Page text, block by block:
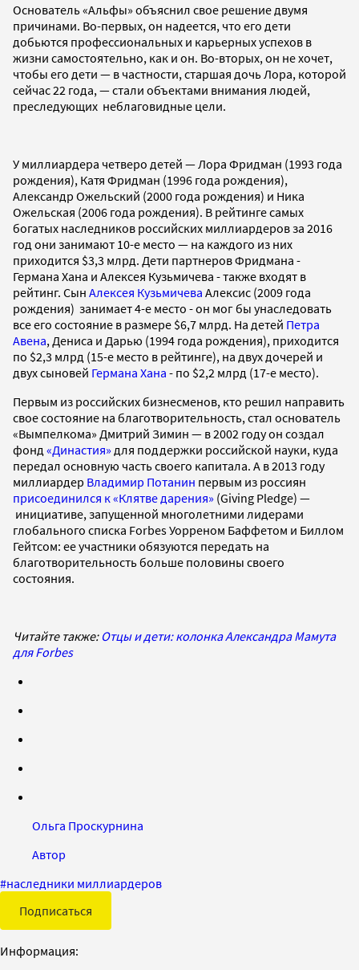
Основатель «Альфы» объяснил свое решение двумя
причинами. Во-первых, он надеется, что его дети
добьются профессиональных и карьерных успехов в
жизни самостоятельно, как и он. Во-вторых, он не хочет,
чтобы его дети — в частности, старшая дочь Лора, которой
сейчас 22 года, — стали объектами внимания людей,
преследующих неблаговидные цели.
У миллиардера четверо детей — Лора Фридман (1993 года
рождения), Катя Фридман (1996 года рождения),
Александр Ожельский (2000 года рождения) и Ника
Ожельская (2006 года рождения). В рейтинге самых
богатых наследников российских миллиардеров за 2016
год они занимают 10-е место — на каждого из них
приходится $3,3 млрд. Дети партнеров Фридмана -
Германа Хана и Алексея Кузьмичева - также входят в
рейтинг. Сын Алексея Кузьмичева Алексис (2009 года
рождения) занимает 4-е место - он мог бы унаследовать
все его состояние в размере $6,7 млрд. На детей Петра
Авена, Дениса и Дарью (1994 года рождения), приходится
по $2,3 млрд (15-е место в рейтинге), на двух дочерей и
двух сыновей Германа Хана - по $2,2 млрд (17-е место).
Первым из российских бизнесменов, кто решил направить
свое состояние на благотворительность, стал основатель
«Вымпелкома» Дмитрий Зимин — в 2002 году он создал
фонд «Династия» для поддержки российской науки, куда
передал основную часть своего капитала. А в 2013 году
миллиардер Владимир Потанин первым из россиян
присоединился к «Клятве дарения» (Giving Pledge) —
инициативе, запущенной многолетними лидерами
глобального списка Forbes Уорреном Баффетом и Биллом
Гейтсом: ее участники обязуются передать на
благотворительность больше половины своего
состояния.
Читайте также: Отцы и дети: колонка Александра Мамута
для Forbes
Ольга Проскурнина
Автор
#наследники миллиардеров
Подписаться
Информация: